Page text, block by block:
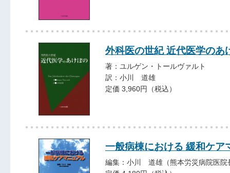
外科医の世紀 近代医学のあ
著：ユルゲン・トールヴァルト
訳：小川 道雄
定価 3,960円（税込）
一般病棟における 緩和ケ
編集：小川 道雄（熊本労災病院医院